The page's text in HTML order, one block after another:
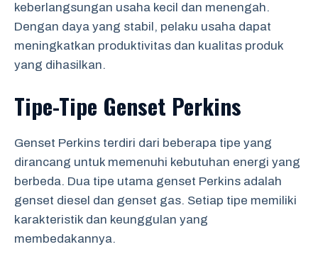
keberlangsungan usaha kecil dan menengah.
Dengan daya yang stabil, pelaku usaha dapat
meningkatkan produktivitas dan kualitas produk
yang dihasilkan.
Tipe-Tipe Genset Perkins
Genset Perkins terdiri dari beberapa tipe yang
dirancang untuk memenuhi kebutuhan energi yang
berbeda. Dua tipe utama genset Perkins adalah
genset diesel dan genset gas. Setiap tipe memiliki
karakteristik dan keunggulan yang
membedakannya.